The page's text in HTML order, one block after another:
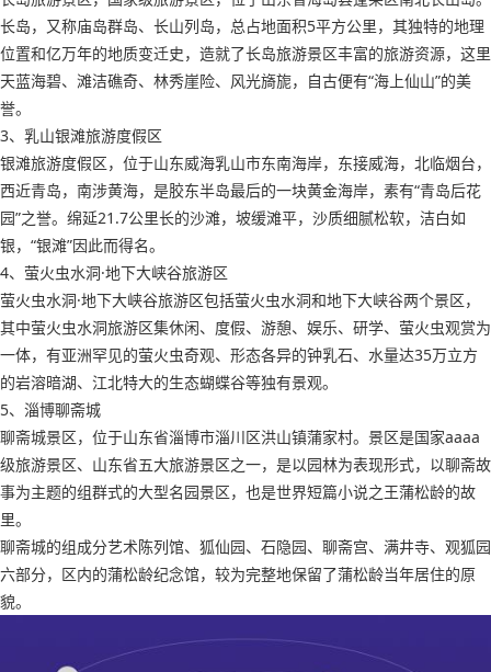
长岛，又称庙岛群岛、长山列岛，总占地面积5平方公里，其独特的地理
位置和亿万年的地质变迁史，造就了长岛旅游景区丰富的旅游资源，这里
天蓝海碧、滩洁礁奇、林秀崖险、风光旖旎，自古便有“海上仙山”的美
誉。
3、乳山银滩旅游度假区
银滩旅游度假区，位于山东威海乳山市东南海岸，东接威海，北临烟台，
西近青岛，南涉黄海，是胶东半岛最后的一块黄金海岸，素有“青岛后花
园”之誉。绵延21.7公里长的沙滩，坡缓滩平，沙质细腻松软，洁白如
银，“银滩”因此而得名。
4、萤火虫水洞·地下大峡谷旅游区
萤火虫水洞·地下大峡谷旅游区包括萤火虫水洞和地下大峡谷两个景区，
其中萤火虫水洞旅游区集休闲、度假、游憩、娱乐、研学、萤火虫观赏为
一体，有亚洲罕见的萤火虫奇观、形态各异的钟乳石、水量达35万立方
的岩溶暗湖、江北特大的生态蝴蝶谷等独有景观。
5、淄博聊斋城
聊斋城景区，位于山东省淄博市淄川区洪山镇蒲家村。景区是国家aaaa
级旅游景区、山东省五大旅游景区之一，是以园林为表现形式，以聊斋故
事为主题的组群式的大型名园景区，也是世界短篇小说之王蒲松龄的故
里。
聊斋城的组成分艺术陈列馆、狐仙园、石隐园、聊斋宫、满井寺、观狐园
六部分，区内的蒲松龄纪念馆，较为完整地保留了蒲松龄当年居住的原
貌。